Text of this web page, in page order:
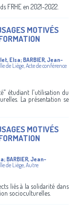
FRHE en 2021-2022.
MOTIVÉS
Elsa; BARBIER, Jean-
de Liège Acte de conférence
étudiant l'utilisation du
La présentation se
MOTIVÉS
; BARBIER, Jean-
de Liège Autre
liés à la solidarité dans
socioculturelles.